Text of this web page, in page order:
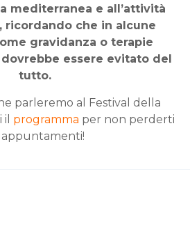
mediterranea e all’attività
ricordando che in alcune
gravidanza o terapie
essere evitato del
tutto.
parleremo al Festival della
programma per non perderti
appuntamenti!